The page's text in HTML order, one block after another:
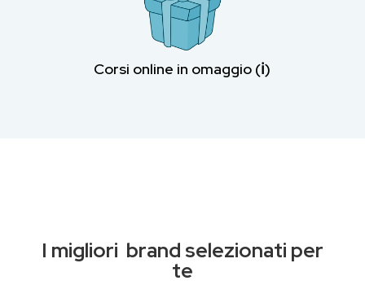
Corsi online in omaggio (ℹ︎)
I migliori brand selezionati per
te